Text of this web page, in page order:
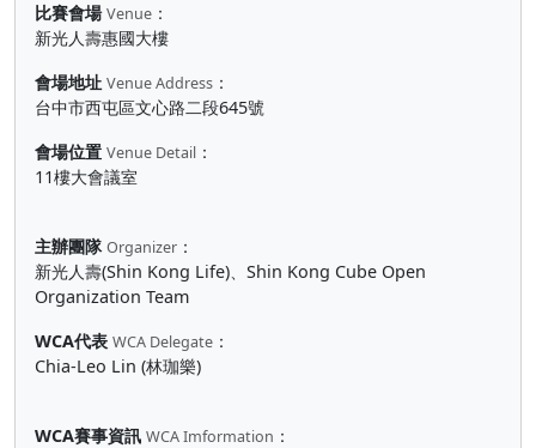
比賽會場 Venue ：
新光人壽惠國大樓
會場地址 Venue Address ：
台中市西屯區文心路二段645號
會場位置 Venue Detail ：
11樓大會議室
主辦團隊 Organizer ：
新光人壽(Shin Kong Life)、Shin Kong Cube Open
Organization Team
WCA代表 WCA Delegate ：
Chia-Leo Lin (林珈樂)
WCA賽事資訊 WCA Imformation ：